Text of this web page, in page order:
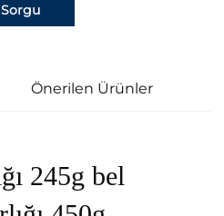
Sorgu
Önerilen Ürünler